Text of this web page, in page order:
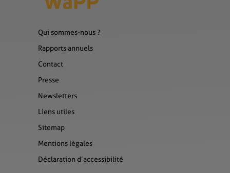
Qui sommes-nous ?
Rapports annuels
Contact
Presse
Newsletters
Liens utiles
Sitemap
Mentions légales
Déclaration d’accessibilité